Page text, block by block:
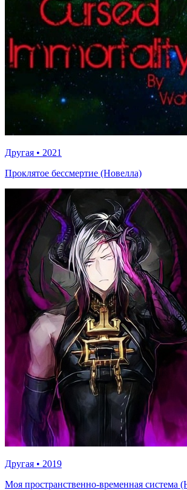
Другая • 2021
Проклятое бессмертие (Новелла)
Другая • 2019
Моя пространственно-временная система